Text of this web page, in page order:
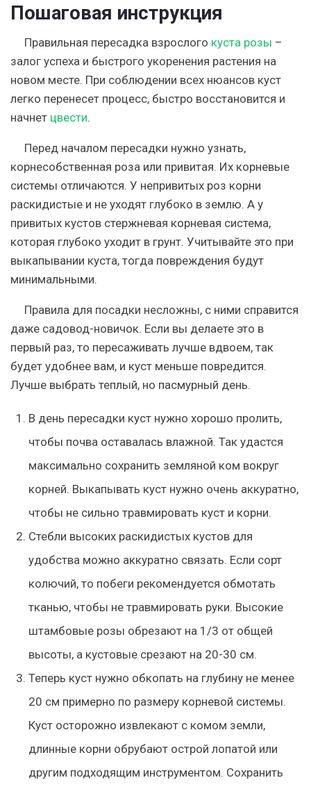
Пошаговая инструкция
Правильная пересадка взрослого куста розы –
залог успеха и быстрого укоренения растения на
новом месте. При соблюдении всех нюансов куст
легко перенесет процесс, быстро восстановится и
начнет цвести.
Перед началом пересадки нужно узнать,
корнесобственная роза или привитая. Их корневые
системы отличаются. У непривитых роз корни
раскидистые и не уходят глубоко в землю. А у
привитых кустов стержневая корневая система,
которая глубоко уходит в грунт. Учитывайте это при
выкапывании куста, тогда повреждения будут
минимальными.
Правила для посадки несложны, с ними справится
даже садовод-новичок. Если вы делаете это в
первый раз, то пересаживать лучше вдвоем, так
будет удобнее вам, и куст меньше повредится.
Лучше выбрать теплый, но пасмурный день.
В день пересадки куст нужно хорошо пролить,
чтобы почва оставалась влажной. Так удастся
максимально сохранить земляной ком вокруг
корней. Выкапывать куст нужно очень аккуратно,
чтобы не сильно травмировать куст и корни.
Стебли высоких раскидистых кустов для
удобства можно аккуратно связать. Если сорт
колючий, то побеги рекомендуется обмотать
тканью, чтобы не травмировать руки. Высокие
штамбовые розы обрезают на 1/3 от общей
высоты, а кустовые срезают на 20-30 см.
Теперь куст нужно обкопать на глубину не менее
20 см примерно по размеру корневой системы.
Куст осторожно извлекают с комом земли,
длинные корни обрубают острой лопатой или
другим подходящим инструментом. Сохранить